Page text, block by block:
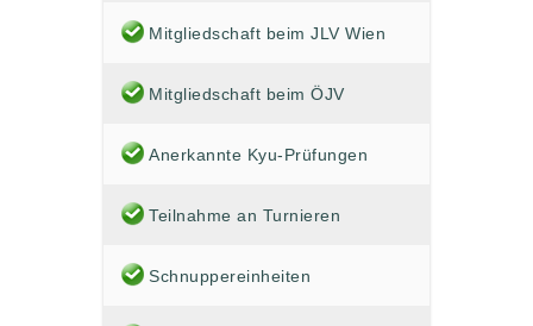
Mitgliedschaft beim JLV Wien
Mitgliedschaft beim ÖJV
Anerkannte Kyu-Prüfungen
Teilnahme an Turnieren
Schnuppereinheiten